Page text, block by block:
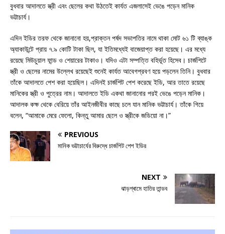
বুধবার আদালতে স্ত্রী এবং ছেলের কথা উঠতেই কার্যত এজলাসেই ভেঙে পড়েন মানিক
ভট্টাচার্য।
এদিন ইডির তরফ থেকে জানানো হয়,প্রাক্তন পর্ষদ সভাপতির নামে থাকা মোট ৬১ টি ব্যাঙ্ক
অ্যাকাউন্টে প্রায় ৭.৯ কোটি টাকা ছিল, যা ইতিমধ্যেই বাজেয়াপ্ত করা হয়েছে। এর মধ্যে
রয়েছে মিউচুয়াল ফান্ড ও শেয়ারের টাকাও। যদিও এটা সম্পত্তি বহির্ভূত হিসেব। চার্জশিটে
স্ত্রী ও ছেলের নামের উল্লেখ রয়েছেই শুনেই কার্যত আবেগপ্রবণ হয়ে পড়লেন তিনি। বুধবার
তাঁকে আদালতে পেশ করা হয়েছিল। এদিনই চার্জশিট পেশ করেছে ইডি, আর তাতে রয়েছে
মানিকের স্ত্রী ও পুত্রের নাম। আদালতে ইডি একথা জানানোর পরই ভেঙে পড়েন মানিক।
আদালক কক্ষ থেকে বেরিয়ে তাঁর আইনজীবীর কাছে চলে যান মানিক ভট্টাচার্য। তাঁকে গিয়ে
বলেন, “আমাকে মেরে ফেলো, কিন্তু আমার ছেলে ও স্ত্রীকে জডিয়ো না।”
PREVIOUS
মানিক ভট্টাচার্যের বিরুদ্ধে চার্জশিট পেশ ইডির
NEXT
ঝাড়গ্ৰামে হাতির তান্ডব